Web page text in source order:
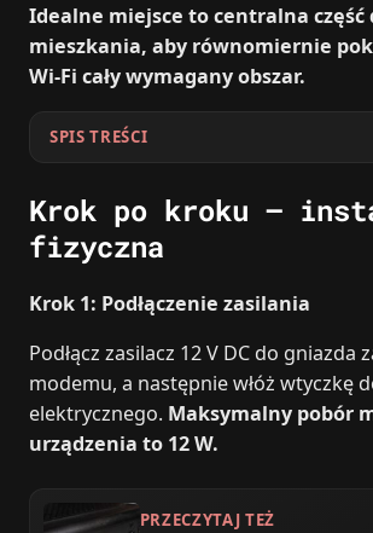
Idealne miejsce to centralna część
mieszkania, aby równomiernie
Wi‑Fi cały wymagany obszar.
SPIS TREŚCI
Krok po kroku –
fizyczna
Krok 1: Podłączenie zasilania
Podłącz zasilacz 12 V DC do gniazda
modemu, a następnie włóż wtyczkę
elektrycznego. Maksymalny pobór
urządzenia to 12 W.
PRZECZYTAJ TEŻ